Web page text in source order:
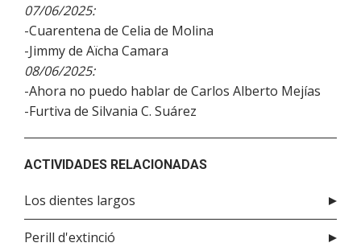
07/06/2025:
-Cuarentena de Celia de Molina
-Jimmy de Aïcha Camara
08/06/2025:
-Ahora no puedo hablar de Carlos Alberto Mejías
-Furtiva de Silvania C. Suárez
ACTIVIDADES RELACIONADAS
Los dientes largos
Perill d'extinció